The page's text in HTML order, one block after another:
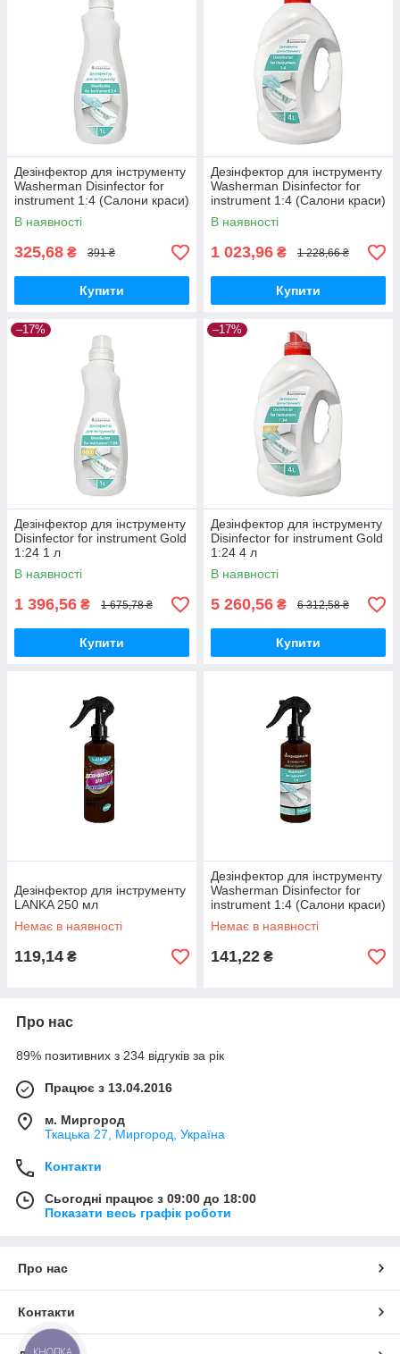
Дезінфектор для інструменту
Washerman Disinfector for
instrument 1:4 (Салони краси)
1 л
В наявності
325,68 ₴ 391 ₴
Купити
Дезінфектор для інструменту
Washerman Disinfector for
instrument 1:4 (Салони краси)
4 л
В наявності
1 023,96 ₴ 1 228,66 ₴
Купити
–17%
Дезінфектор для інструменту
Disinfector for instrument Gold
1:24 1 л
В наявності
1 396,56 ₴ 1 675,78 ₴
Купити
–17%
Дезінфектор для інструменту
Disinfector for instrument Gold
1:24 4 л
В наявності
5 260,56 ₴ 6 312,58 ₴
Купити
Дезінфектор для інструменту
LANKA 250 мл
Немає в наявності
119,14 ₴
Дезінфектор для інструменту
Washerman Disinfector for
instrument 1:4 (Салони краси)
250 мл
Немає в наявності
141,22 ₴
Про нас
89% позитивних з 234 відгуків за рік
Працює з 13.04.2016
м. Миргород
Ткацька 27, Миргород, Україна
Контакти
Сьогодні працює з 09:00 до 18:00
Показати весь графік роботи
Про нас
Контакти